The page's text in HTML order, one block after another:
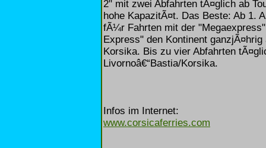
2" mit zwei Abfahrten tÃ¤glich ab
hohe KapazitÃ¤t. Das Beste: Ab 1.
fÃ¼r Fahrten mit der
Express" den Kontinent
Korsika. Bis zu vier Abfahrten
Livornoâ€“Bastia/Korsika.
Infos im Internet:
www.corsicaferries.com